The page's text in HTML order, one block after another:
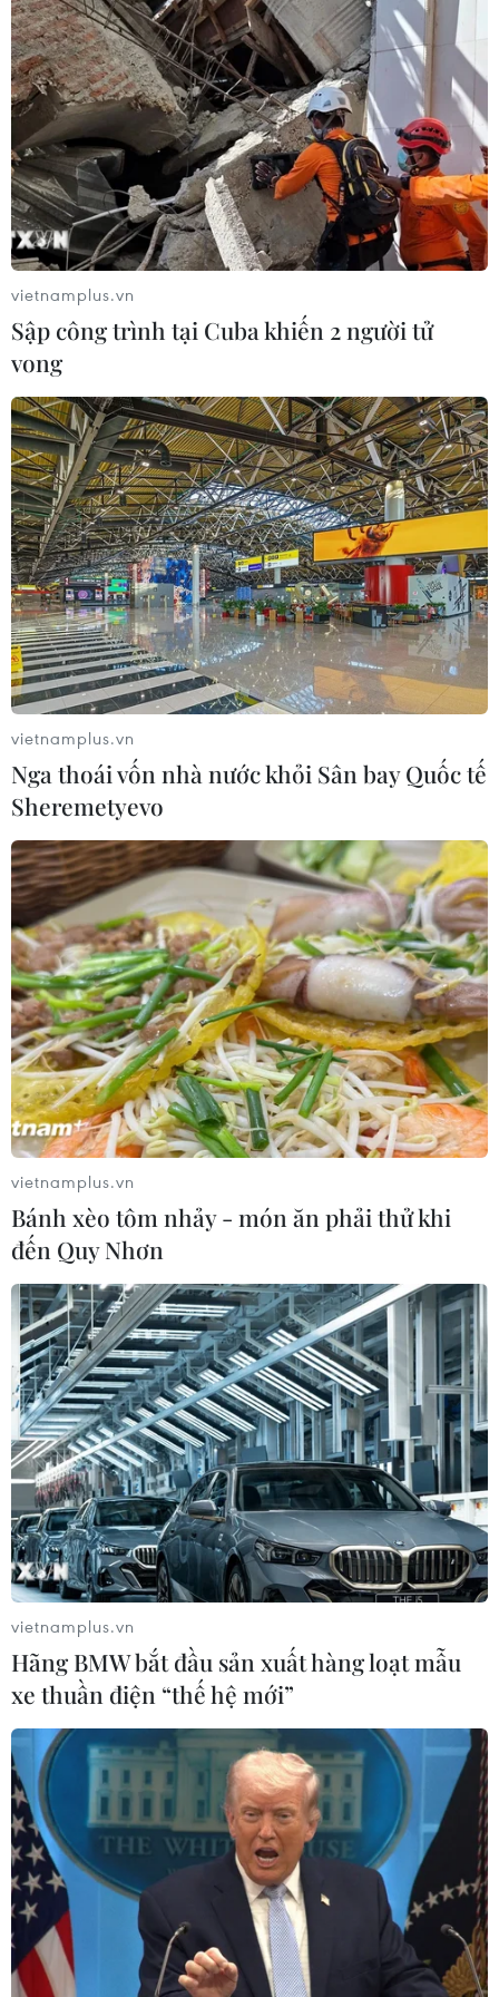
TIN CÙNG CHUYÊN MỤC
Venezuela khởi động đàm phán về
tiến trình chuyển giao chính trị
07/08/2026 02:58
Sập công trình tại Cuba khiến 2
người tử vong
vietnamplus.vn
Sập công trình tại Cuba khiến 2 người tử
vong
vietnamplus.vn
Nga thoái vốn nhà nước khỏi Sân bay Quốc tế
Sheremetyevo
vietnamplus.vn
Bánh xèo tôm nhảy - món ăn phải thử khi
đến Quy Nhơn
vietnamplus.vn
Hãng BMW bắt đầu sản xuất hàng loạt mẫu
xe thuần điện “thế hệ mới”